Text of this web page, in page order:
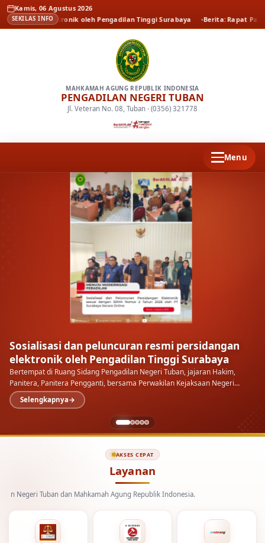
Kamis, 06 Agustus 2026
SEKILAS INFO
elektronik oleh Pengadilan Tinggi Surabaya Berita Rapat Paripurna
MAHKAMAH AGUNG REPUBLIK INDONESIA
PENGADILAN NEGERI TUBAN
Jl. Veteran No. 08, Tuban · (0356) 321778
Menu
Sosialisasi dan peluncuran resmi persidangan
elektronik oleh Pengadilan Tinggi Surabaya
Bertempat di Ruang Sidang Pengadilan Negeri Tuban, jajaran Hakim,
Panitera, Panitera Pengganti, bersama Perwakilan Kejaksaan Negeri
Tuban menyimak langsung sosialisasi dan peluncuran…
Selengkapnya
AKSES CEPAT
Layanan
Tuban dan Mahkamah Agung Republik Indonesia.